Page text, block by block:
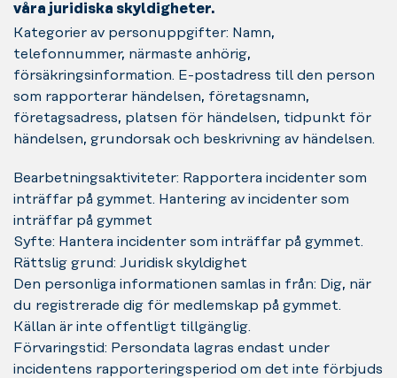
våra juridiska skyldigheter.
Kategorier av personuppgifter: Namn,
telefonnummer, närmaste anhörig,
försäkringsinformation. E-postadress till den person
som rapporterar händelsen, företagsnamn,
företagsadress, platsen för händelsen, tidpunkt för
händelsen, grundorsak och beskrivning av händelsen.
Bearbetningsaktiviteter: Rapportera incidenter som
inträffar på gymmet. Hantering av incidenter som
inträffar på gymmet
Syfte: Hantera incidenter som inträffar på gymmet.
Rättslig grund: Juridisk skyldighet
Den personliga informationen samlas in från: Dig, när
du registrerade dig för medlemskap på gymmet.
Källan är inte offentligt tillgänglig.
Förvaringstid: Persondata lagras endast under
incidentens rapporteringsperiod om det inte förbjuds